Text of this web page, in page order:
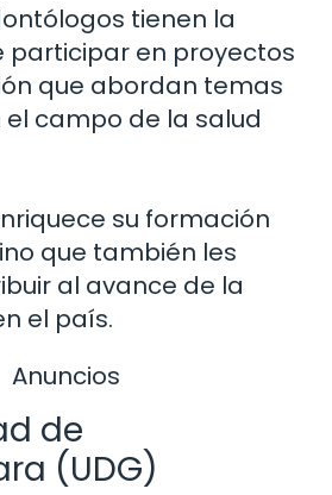
tienen la
participar en proyectos
que abordan temas
campo de la salud
su formación
que también les
al avance de la
el país.
Anuncios
de
(UDG)